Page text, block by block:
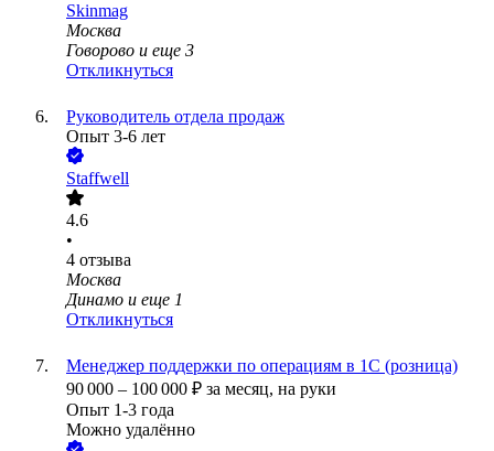
Skinmag
Москва
Говорово и еще 3
Откликнуться
Руководитель отдела продаж
Опыт 3-6 лет
Staffwell
4.6
•
4 отзыва
Москва
Динамо и еще 1
Откликнуться
Менеджер поддержки по операциям в 1С (розница)
90 000 – 100 000 ₽ за месяц, на руки
Опыт 1-3 года
Можно удалённо